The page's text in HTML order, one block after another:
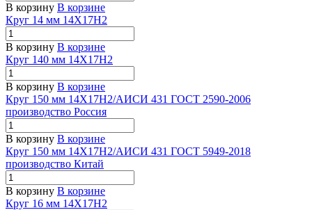
В корзину В корзине
Круг 14 мм 14Х17Н2
В корзину В корзине
Круг 140 мм 14Х17Н2
В корзину В корзине
Круг 150 мм 14Х17Н2/АИСИ 431 ГОСТ 2590-2006
производство Россия
В корзину В корзине
Круг 150 мм 14Х17Н2/АИСИ 431 ГОСТ 5949-2018
производство Китай
В корзину В корзине
Круг 16 мм 14Х17Н2